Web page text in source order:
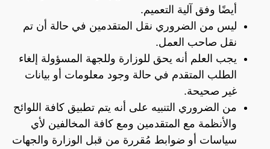
أيضًا وفق آلية التعميم.
ليس من الضروري نقل المتقدمين في حالة أن تم
نقل صاحب العمل.
يجب العلم أنه يحق للوزارة وللجهة المسؤولة إلغاء
الطلب المتقدم في حالة وجود معلومات أو بيانات
غير صحيحة.
من الضروري التنبيه على أنه يتم تطبيق كافة اللوائح
والأنظمة مع المتقدمين ومع كافة المخالفين لأي
سياسات أو ضوابط مُقررة من قبل الوزارة والجهات